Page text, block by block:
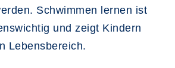
Schwimmen lernen ist
und zeigt Kindern
Lebensbereich.